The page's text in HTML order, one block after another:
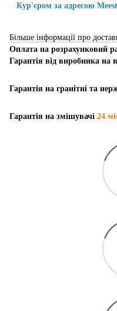
Кур'єром за адресою
Більше інформації про
Оплата на розрахунковий
Гарантія від виробника на
Гарантія на гранітні та
Гарантія на змішувачі 24